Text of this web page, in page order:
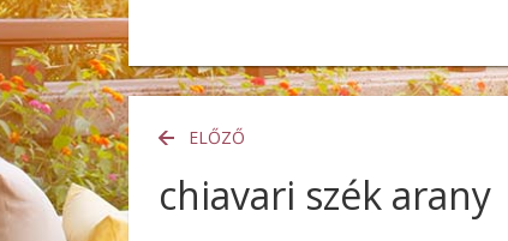
ELŐZŐ
chiavari szék arany